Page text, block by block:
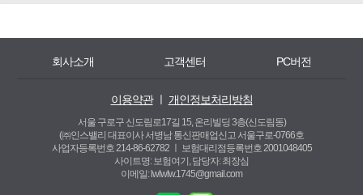
회사소개 고객센터 PC버전
이용약관ㅣ 개인정보처리방침
서울 구로구 신도림로17길 15, 온리빌딩 3층(신도림동)
(㈜인스밸리 대표이사 서병남 통신판매업신고 서울구로-0766호
사업자등록번호 214-86-62782 ㅣ 보험대리점등록번호 2001048405
사이트명: 보험여기, 담당자: 최장심
이메일: lwlwlw.1745@gmail.com